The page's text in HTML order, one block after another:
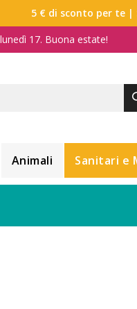
5 € di sconto per te |
17. Buona estate!
Animali Sanitari e